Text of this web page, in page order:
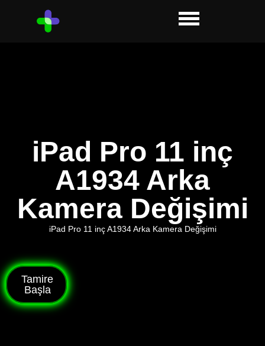
iPad Pro 11 inç
A1934 Arka
Kamera Değişimi
iPad Pro 11 inç A1934 Arka Kamera Değişimi
Tamire
Başla